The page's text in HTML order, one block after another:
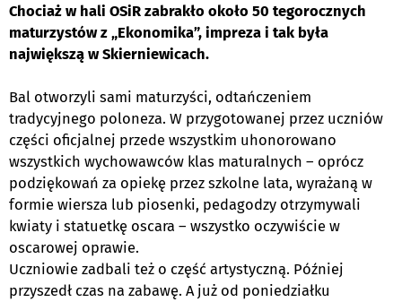
Chociaż w hali OSiR zabrakło około 50 tegorocznych
maturzystów z „Ekonomika”, impreza i tak była
największą w Skierniewicach.
Bal otworzyli sami maturzyści, odtańczeniem
tradycyjnego poloneza. W przygotowanej przez uczniów
części oficjalnej przede wszystkim uhonorowano
wszystkich wychowawców klas maturalnych – oprócz
podziękowań za opiekę przez szkolne lata, wyrażaną w
formie wiersza lub piosenki, pedagodzy otrzymywali
kwiaty i statuetkę oscara – wszystko oczywiście w
oscarowej oprawie.
Uczniowie zadbali też o część artystyczną. Później
przyszedł czas na zabawę. A już od poniedziałku